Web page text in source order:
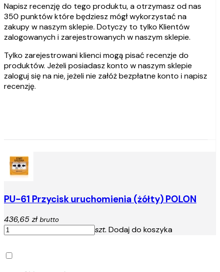
Napisz recenzję do tego produktu, a otrzymasz od nas
350 punktów które będziesz mógł wykorzystać na
zakupy w naszym sklepie. Dotyczy to tylko Klientów
zalogowanych i zarejestrowanych w naszym sklepie.
Tylko zarejestrowani klienci mogą pisać recenzje do
produktów. Jeżeli posiadasz konto w naszym sklepie
zaloguj się na nie, jeżeli nie załóż bezpłatne konto i napisz
recenzję.
PU-61 Przycisk uruchomienia (żółty) POLON
436,65 zł brutto
szt. Dodaj do koszyka